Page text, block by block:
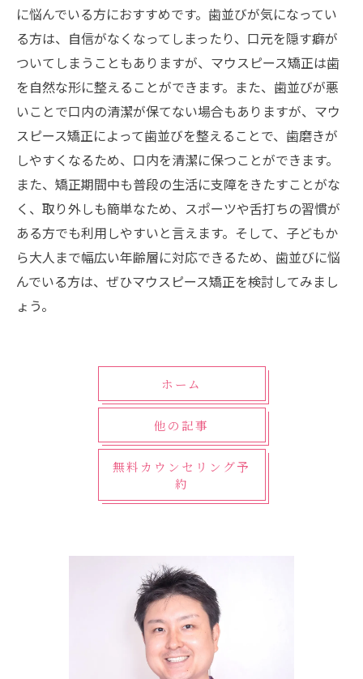
に悩んでいる方におすすめです。歯並びが気になってい
る方は、自信がなくなってしまったり、口元を隠す癖が
ついてしまうこともありますが、マウスピース矯正は歯
を自然な形に整えることができます。また、歯並びが悪
いことで口内の清潔が保てない場合もありますが、マウ
スピース矯正によって歯並びを整えることで、歯磨きが
しやすくなるため、口内を清潔に保つことができます。
また、矯正期間中も普段の生活に支障をきたすことがな
く、取り外しも簡単なため、スポーツや舌打ちの習慣が
ある方でも利用しやすいと言えます。そして、子どもか
ら大人まで幅広い年齢層に対応できるため、歯並びに悩
んでいる方は、ぜひマウスピース矯正を検討してみまし
ょう。
ホーム
他の記事
無料カウンセリング予
約